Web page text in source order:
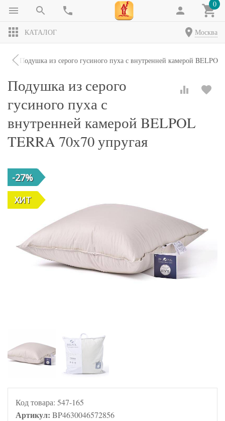
0
КАТАЛОГ Москва
Подушка из серого гусиного пуха с внутренней камерой
Подушка из серого
гусиного пуха с
внутренней камерой BELPOL
TERRA 70х70 упругая
-27%
ХИТ
ХИТ
Код товара: 547-165
Артикул: BP4630046572856